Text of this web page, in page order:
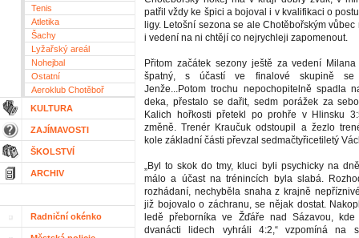
Tenis
Atletika
Šachy
Lyžařský areál
Nohejbal
Ostatní
Aeroklub Chotěboř
KULTURA
ZAJÍMAVOSTI
ŠKOLSTVÍ
ARCHIV
Radniční okénko
patřil vždy ke špici a bojoval i v kvalifikaci o
ligy. Letošní sezona se ale Chotěbořským
i vedení na ni chtějí co nejrychleji zapomenout.
Přitom začátek sezony ještě za vedení
špatný, s účastí ve finalové skupině se
Jenže...Potom trochu nepochopitelně spadla
deka, přestalo se dařit, sedm porážek za
Kalich hořkosti přetekl po prohře v Hlinsku
změně. Trenér Kraučuk odstoupil a žezlo
kole základní části převzal sedmačtyřicetiletý
„Byl to skok do tmy, kluci byli psychicky na
málo a účast na trénincích byla slabá.
rozhádaní, nechyběla snaha z krajně
již bojovalo o záchranu, se nějak dostat.
ledě přeborníka ve Žďáře nad Sázavou,
dvanácti lidech vyhráli 4:2,“ vzpomíná na